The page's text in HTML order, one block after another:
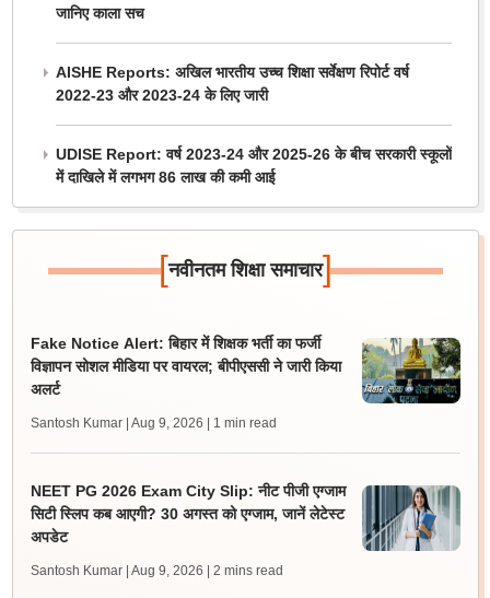
जानिए काला सच
AISHE Reports: अखिल भारतीय उच्च शिक्षा सर्वेक्षण रिपोर्ट वर्ष
2022-23 और 2023-24 के लिए जारी
UDISE Report: वर्ष 2023-24 और 2025-26 के बीच सरकारी स्कूलों
में दाखिले में लगभग 86 लाख की कमी आई
[नवीनतम शिक्षा समाचार]
Fake Notice Alert: बिहार में शिक्षक भर्ती का फर्जी
विज्ञापन सोशल मीडिया पर वायरल; बीपीएससी ने जारी किया
अलर्ट
Santosh Kumar | Aug 9, 2026 | 1 min read
NEET PG 2026 Exam City Slip: नीट पीजी एग्जाम
सिटी स्लिप कब आएगी? 30 अगस्त को एग्जाम, जानें लेटेस्ट
अपडेट
Santosh Kumar | Aug 9, 2026 | 2 mins read